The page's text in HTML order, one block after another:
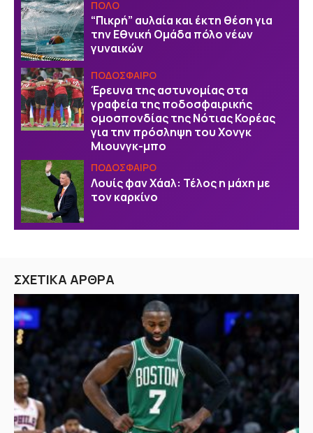
ΠΟΛΟ
“Πικρή” αυλαία και έκτη θέση για
την Εθνική Ομάδα πόλο νέων
γυναικών
ΠΟΔΟΣΦΑΙΡΟ
Έρευνα της αστυνομίας στα
γραφεία της ποδοσφαιρικής
ομοσπονδίας της Νότιας Κορέας
για την πρόσληψη του Χονγκ
Μιουνγκ-μπο
ΠΟΔΟΣΦΑΙΡΟ
Λουίς φαν Χάαλ: Τέλος η μάχη με
τον καρκίνο
ΣΧΕΤΙΚΑ ΑΡΘΡΑ